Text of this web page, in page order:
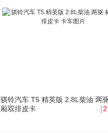
骐铃汽车 T5 精英版 2.8L柴油 两
厢双排皮卡
[